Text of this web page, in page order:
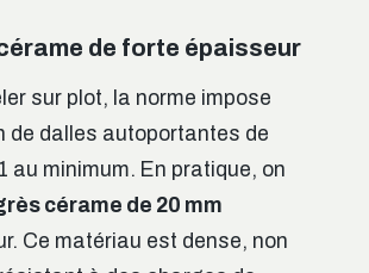
de forte épaisseur
sur plot, la norme impose
de dalles autoportantes de
au minimum. En pratique, on
cérame de 20 mm
Ce matériau est dense, non